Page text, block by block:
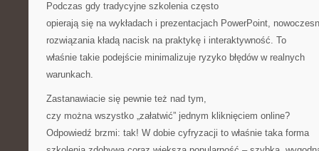
Podczas gdy tradycyjne szkolenia często
opierają się na wykładach i prezentacjach PowerPoint,
rozwiązania kładą nacisk na praktykę i interaktywność. To
właśnie takie podejście minimalizuje ryzyko błędów w realnych
warunkach.
Zastanawiacie się pewnie też nad tym,
czy można wszystko „załatwić” jednym kliknięciem online?
Odpowiedź brzmi: tak! W dobie cyfryzacji to właśnie taka forma